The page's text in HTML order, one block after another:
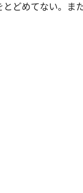
とどめてない。